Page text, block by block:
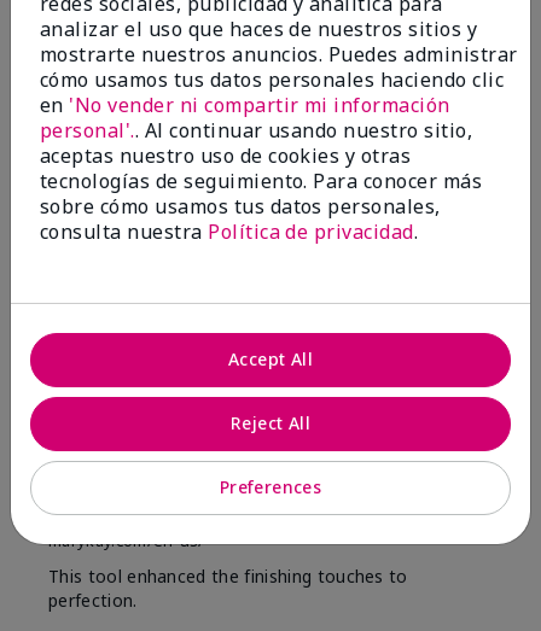
1 estrella
0
Evaluado por 2 clientes
MK completion sponge
porShirley "Girl"
Evaluado en
marykay.com/en-us/
This tool enhanced the finishing touches to
perfection.
analizar el uso que haces de nuestros sitios y
mostrarte nuestros anuncios. Puedes administrar
cómo usamos tus datos personales haciendo clic
en 'No vender ni compartir mi información
personal'.. Al continuar usando nuestro sitio,
aceptas nuestro uso de cookies y otras
tecnologías de seguimiento. Para conocer más
sobre cómo usamos tus datos personales,
consulta nuestra Política de privacidad.
Preferences
Reject All
Accept All